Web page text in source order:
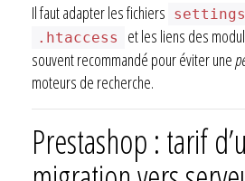
Il faut adapter les fichiers
.htaccess
et les liens des
souvent recommandé pour éviter une
moteurs de recherche.
Prestashop : tarif